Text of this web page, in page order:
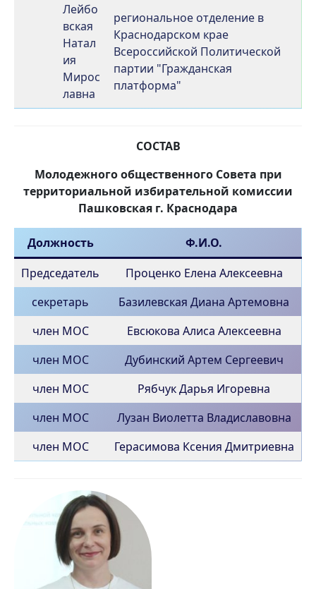
Лейбо
вская
Натал
ия
Мирос
лавна
региональное отделение в
Краснодарском крае
Всероссийской Политической
партии "Гражданская
платформа"
СОСТАВ
Молодежного общественного Совета при
территориальной избирательной комиссии
Пашковская г. Краснодара
Должность
Ф.И.О.
Председатель
Проценко Елена Алексеевна
секретарь
Базилевская Диана Артемовна
член МОС
Евсюкова Алиса Алексеевна
член МОС
Дубинский Артем Сергеевич
член МОС
Рябчук Дарья Игоревна
член МОС
Лузан Виолетта Владиславовна
член МОС
Герасимова Ксения Дмитриевна